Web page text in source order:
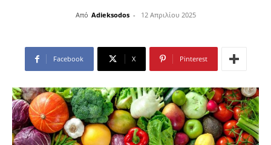
Από Adieksodos - 12 Απριλίου 2025
Facebook X Pinterest